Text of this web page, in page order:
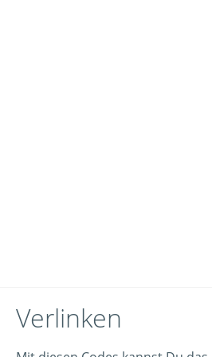
Verlinken